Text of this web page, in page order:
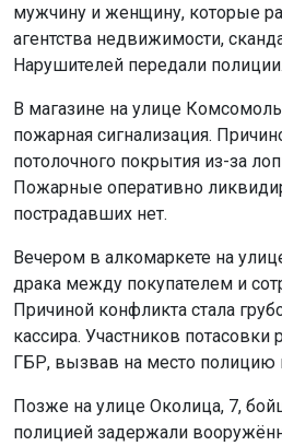
мужчину и женщину, которые
агентства недвижимости,
Нарушителей передали полиции.
В магазине на улице
пожарная сигнализация.
потолочного покрытия из-за
Пожарные оперативно
пострадавших нет.
Вечером в алкомаркете на
драка между покупателем и
Причиной конфликта стала
кассира. Участников потасовки
ГБР, вызвав на место
Позже на улице Околица, 7,
полицией задержали